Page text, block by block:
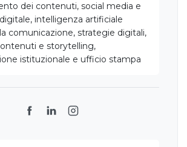
dei contenuti, social media e
intelligenza artificiale
comunicazione, strategie digitali,
e storytelling,
istituzionale e ufficio stampa
Facebook
LinkedInInstagram